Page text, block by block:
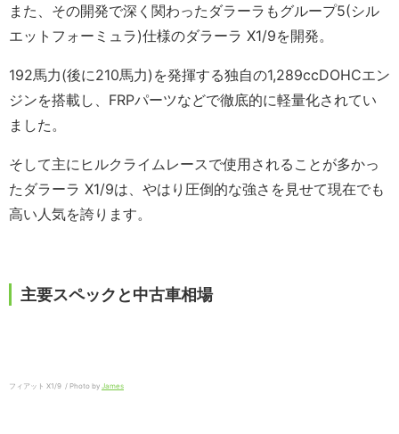
また、その開発で深く関わったダラーラもグループ5(シル
エットフォーミュラ)仕様のダラーラ X1/9を開発。
192馬力(後に210馬力)を発揮する独自の1,289ccDOHCエン
ジンを搭載し、FRPパーツなどで徹底的に軽量化されてい
ました。
そして主にヒルクライムレースで使用されることが多かっ
たダラーラ X1/9は、やはり圧倒的な強さを見せて現在でも
高い人気を誇ります。
主要スペックと中古車相場
フィアット X1/9 / Photo by James